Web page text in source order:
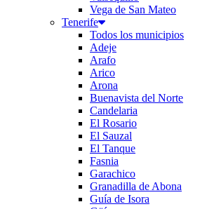
Vega de San Mateo
Tenerife
Todos los municipios
Adeje
Arafo
Arico
Arona
Buenavista del Norte
Candelaria
El Rosario
El Sauzal
El Tanque
Fasnia
Garachico
Granadilla de Abona
Guía de Isora